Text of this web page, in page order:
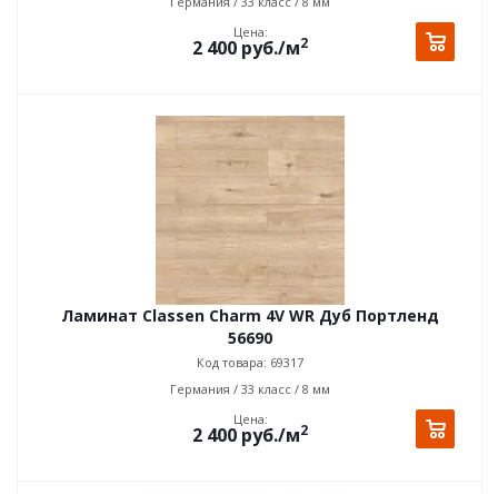
Цена:
2 400 руб./м2
Ламинат Classen Charm 4V WR Дуб Портленд
56690
Код товара: 69317
Германия / 33 класс / 8 мм
Цена:
2 400 руб./м2